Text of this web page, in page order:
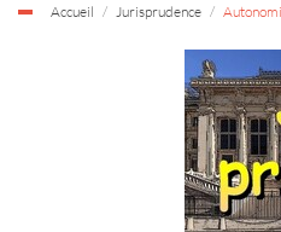
Accueil Jurisprudence